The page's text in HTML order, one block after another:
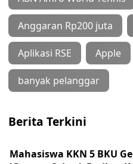
Anggaran Rp200 juta
Aplikasi RSE Apple
banyak pelanggar
Berita Terkini
Mahasiswa KKN 5 BKU